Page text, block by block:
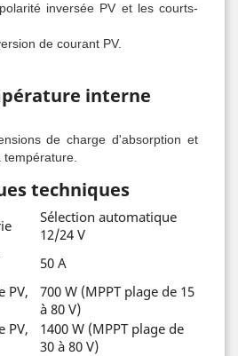
inversée PV et les courts-
de courant PV.
interne
de charge d'absorption et
techniques
Sélection automatique
12/24 V
50 A
PV,
700 W (MPPT plage de 15
à 80 V)
PV,
1400 W (MPPT plage de
30 à 80 V)